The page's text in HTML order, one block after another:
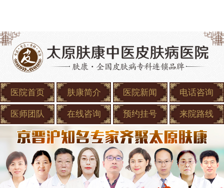
医院首页 肤康简介 医院新闻 电话咨询
医师团队 在线咨询 预约挂号 来院路线